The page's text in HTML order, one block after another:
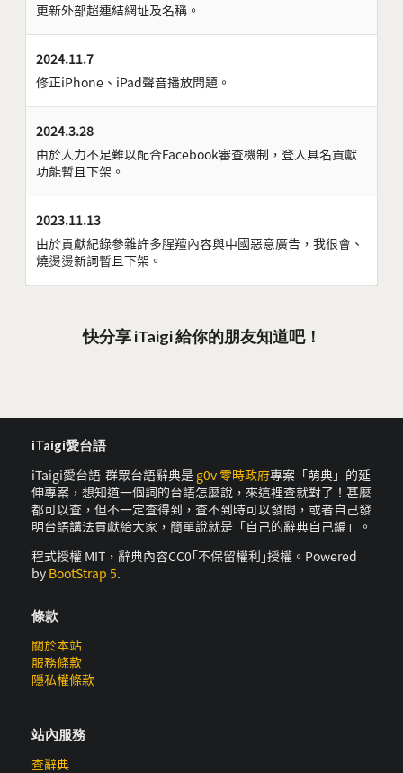
更新外部超連結網址及名稱。
2024.11.7
修正iPhone、iPad聲音播放問題。
2024.3.28
由於人力不足難以配合Facebook審查機制，登入具名貢獻
功能暫且下架。
2023.11.13
由於貢獻紀錄參雜許多腥羶內容與中國惡意廣告，我很會、
燒燙燙新詞暫且下架。
快分享 iTaigi 給你的朋友知道吧！
iTaigi愛台語
iTaigi愛台語-群眾台語辭典是 g0v 零時政府專案「萌典」的延
伸專案，想知道一個詞的台語怎麼說，來這裡查就對了！甚麼
都可以查，但不一定查得到，查不到時可以發問，或者自己發
明台語講法貢獻給大家，簡單說就是「自己的辭典自己編」。
程式授權 MIT，辭典內容CC0｢不保留權利｣授權。Powered
by BootStrap 5.
條款
關於本站
服務條款
隱私權條款
站內服務
查辭典